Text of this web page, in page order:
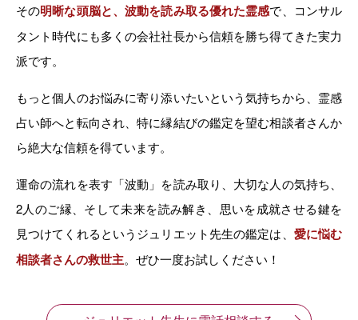
その明晰な頭脳と、波動を読み取る優れた霊感で、コンサル
タント時代にも多くの会社社長から信頼を勝ち得てきた実力
派です。
もっと個人のお悩みに寄り添いたいという気持ちから、霊感
占い師へと転向され、特に縁結びの鑑定を望む相談者さんか
ら絶大な信頼を得ています。
運命の流れを表す「波動」を読み取り、大切な人の気持ち、
2人のご縁、そして未来を読み解き、思いを成就させる鍵を
見つけてくれるというジュリエット先生の鑑定は、 愛に悩む
相談者さんの救世主。ぜひ一度お試しください！